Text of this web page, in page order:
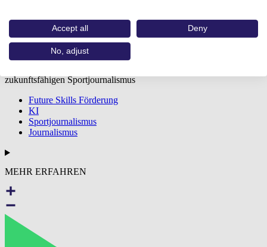
shape of new
zukunftsfähigen Sportjournalismus
Future Skills Förderung
KI
Sportjournalismus
Journalismus
MEHR ERFAHREN
Accept all Deny
No, adjust